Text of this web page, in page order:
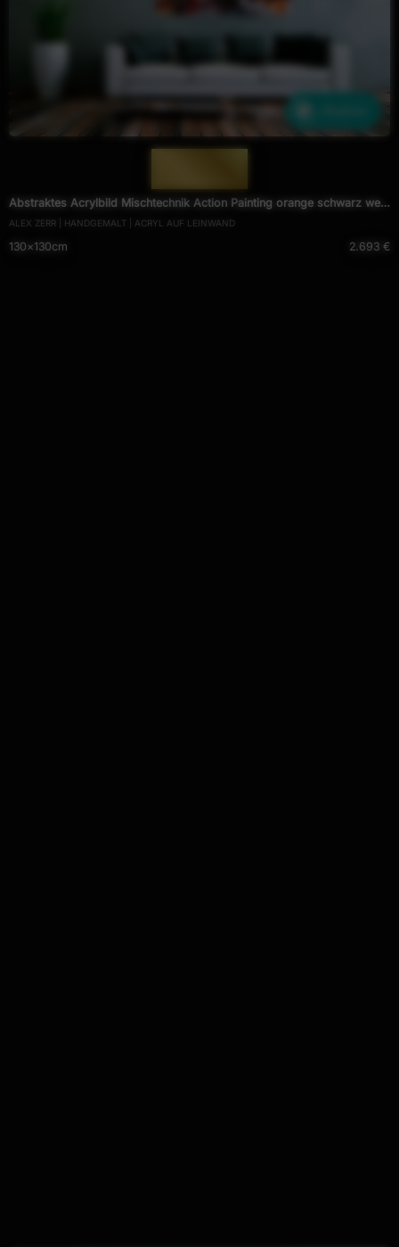
Abstraktes Acrylbild Mischtechnik Action Painting orange schwarz weiß
rot Modern Art zeitgenössisch
ALEX ZERR | HANDGEMALT | ACRYL AUF LEINWAND
130×130cm 2.693 €